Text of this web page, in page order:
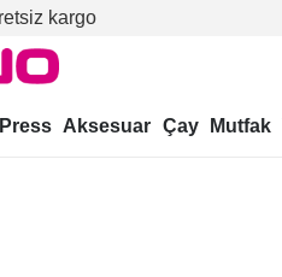
kargo
Aksesuar Çay Mutfak